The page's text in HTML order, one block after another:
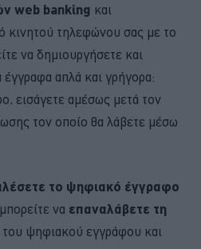
web banking και
κινητού τηλεφώνου σας με το
να δημιουργήσετε και
απλά και γρήγορα:
εισάγετε αμέσως μετά τον
τον οποίο θα λάβετε μέσω
το ψηφιακό έγγραφο
να επαναλάβετε τη
του ψηφιακού εγγράφου και